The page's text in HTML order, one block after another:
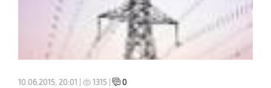
10.06.2015, 20:01 | 1315 | 0